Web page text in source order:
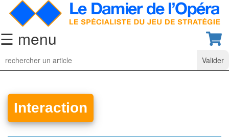
☰ menu
Jeu
d’Echecs
collection
Interaction